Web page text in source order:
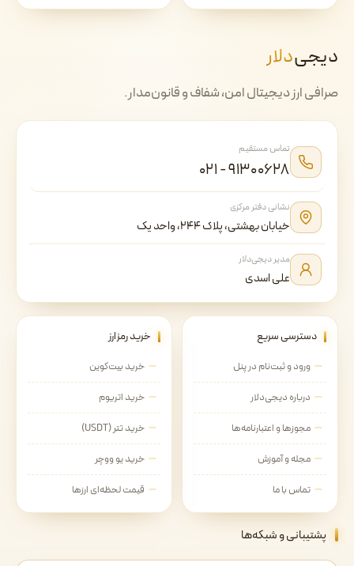
دیجی‌دلار
صرافی ارز دیجیتال امن، شفاف و قانون‌مدار.
تماس مستقیم
۰۲۱ - ۹۱۳۰۰۶۲۸
نشانی دفتر مرکزی
خیابان بهشتی، پلاک ۲۴۴، واحد یک
مدیر دیجی‌دلار
علی اسدی
دسترسی سریع
ورود و ثبت‌نام در پنل
درباره دیجی‌دلار
مجوزها و اعتبارنامه‌ها
مجله و آموزش
تماس با ما
خرید رمزارز
خرید بیت‌کوین
خرید اتریوم
خرید تتر (USDT)
خرید یو ووچر
قیمت لحظه‌ای ارزها
پشتیبانی و شبکه‌ها